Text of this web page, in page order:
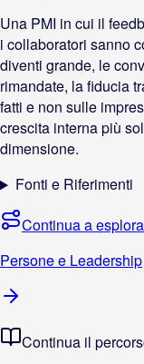
Una PMI in cui il
i collaboratori sanno
diventi grande, le
rimandate, la fiducia
fatti e non sulle
crescita interna più
dimensione.
Fonti e Riferimenti
Continua a
Persone e Leadership
Continua il